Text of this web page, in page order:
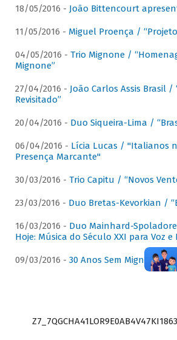
18/05/2016 - João Bittencourt
11/05/2016 - Miguel Proença /
04/05/2016 - Trio Mignone /
Mignone”
27/04/2016 - João Carlos Assis Brasil /
Revisitado”
20/04/2016 - Duo Siqueira-Lima /
06/04/2016 - Lícia Lucas / "Italianos
Presença Marcante"
30/03/2016 - Trio Capitu / “Novos
23/03/2016 - Duo Bretas-Kevorkian /
16/03/2016 - Duo Mainhard-
Hoje: Música do Século XXI para Voz e
09/03/2016 - 30 Anos Sem Mignone
Z7_7QGCHA41LOR9E0AB4V47KI1863